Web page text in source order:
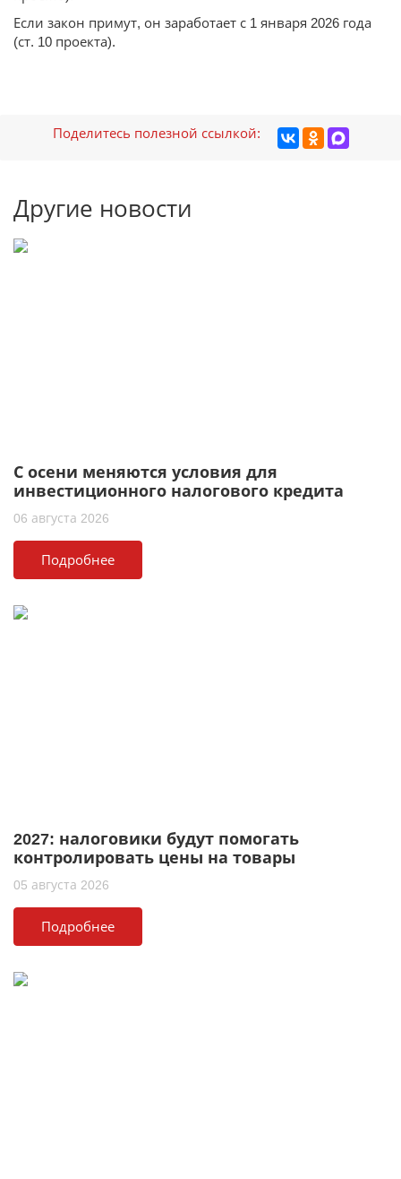
Если закон примут, он заработает с 1 января 2026 года
(ст. 10 проекта).
Поделитесь полезной ссылкой:
Другие новости
С осени меняются условия для
инвестиционного налогового кредита
06 августа 2026
Подробнее
2027: налоговики будут помогать
контролировать цены на товары
05 августа 2026
Подробнее